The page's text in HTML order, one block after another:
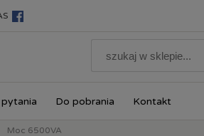
Do pobrania Kontakt
Moc 6500VA